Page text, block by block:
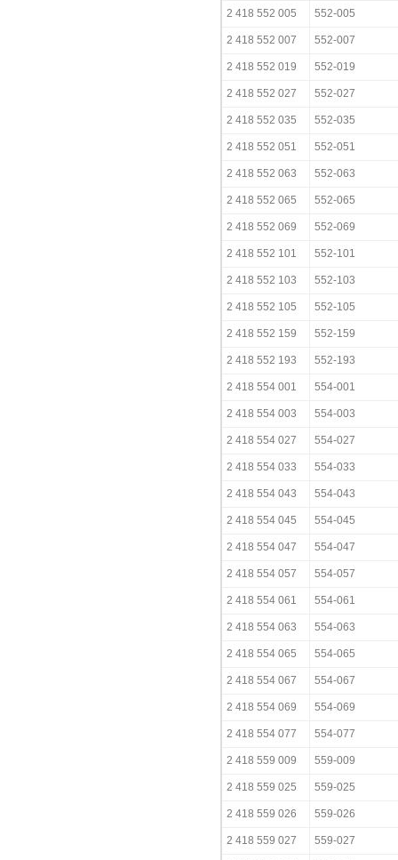
2 418 552 005 552-005
2 418 552 007 552-007
2 418 552 019 552-019
2 418 552 027 552-027
2 418 552 035 552-035
2 418 552 051 552-051
2 418 552 063 552-063
2 418 552 065 552-065
2 418 552 069 552-069
2 418 552 101 552-101
2 418 552 103 552-103
2 418 552 105 552-105
2 418 552 159 552-159
2 418 552 193 552-193
2 418 554 001 554-001
2 418 554 003 554-003
2 418 554 027 554-027
2 418 554 033 554-033
2 418 554 043 554-043
2 418 554 045 554-045
2 418 554 047 554-047
2 418 554 057 554-057
2 418 554 061 554-061
2 418 554 063 554-063
2 418 554 065 554-065
2 418 554 067 554-067
2 418 554 069 554-069
2 418 554 077 554-077
2 418 559 009 559-009
2 418 559 025 559-025
2 418 559 026 559-026
2 418 559 027 559-027